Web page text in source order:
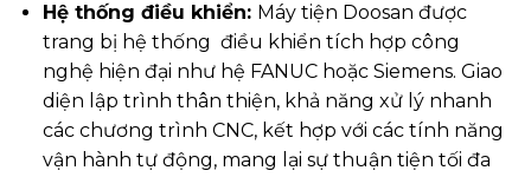
Hệ thống điều khiển: Máy tiện Doosan được
trang bị hệ thống điều khiển tích hợp công
nghệ hiện đại như hệ FANUC hoặc Siemens. Giao
diện lập trình thân thiện, khả năng xử lý nhanh
các chương trình CNC, kết hợp với các tính năng
vận hành tự động, mang lại sự thuận tiện tối đa